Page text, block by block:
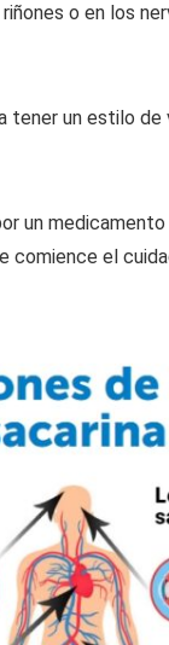
o en los
un estilo
un
comience el